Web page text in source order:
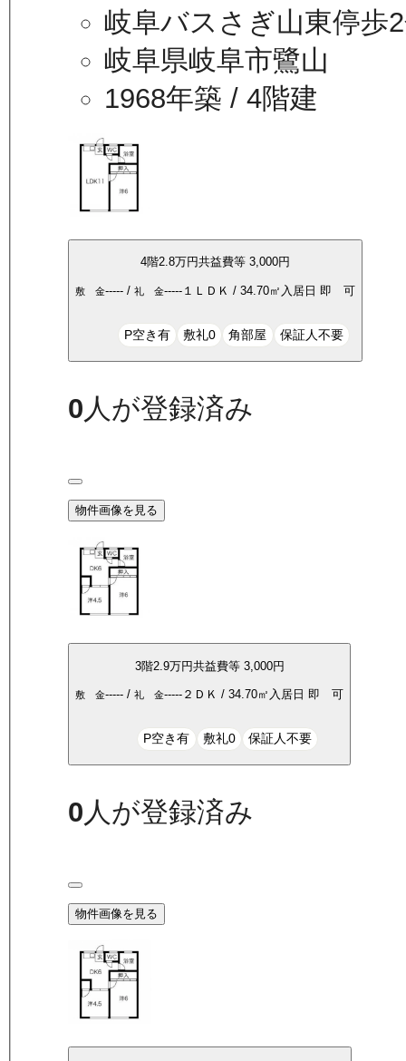
岐阜バスさぎ山東停歩
岐阜県岐阜市鷺山
1968年築 / 4階建
4階2.8万円共益費等3,000円
敷 金----- /礼 金----- １ＬＤＫ /34.70㎡ 入居日即 可
P空き有 敷礼0 角部屋 保証人不要
0人が登録済み
物件画像を見る
3階2.9万円共益費等 3,000円
敷 金----- /礼 金----- ２ＤＫ /34.70㎡ 入居日 即 可
P空き有 敷礼0 保証人不要
0人が登録済み
物件画像を見る